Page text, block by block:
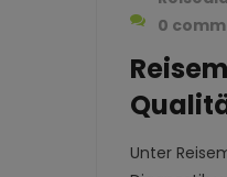
0
Unter